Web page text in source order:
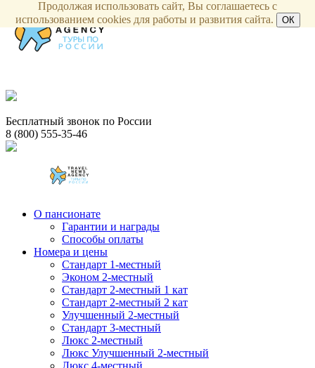
Бесплатный звонок по России
8 (800) 555-35-46
О пансионате
Гарантии и награды
Способы оплаты
Номера и цены
Стандарт 1-местный
Эконом 2-местный
Стандарт 2-местный 1 кат
Стандарт 2-местный 2 кат
Улучшенный 2-местный
Стандарт 3-местный
Люкс 2-местный
Люкс Улучшенный 2-местный
Люкс 4-местный
Продолжая использовать сайт, Вы соглашаетесь с
использованием cookies для работы и развития сайта.
ОК